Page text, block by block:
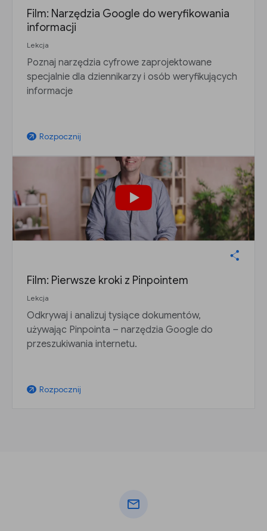
Film: Narzędzia Google do weryfikowania
informacji
Lekcja
Poznaj narzędzia cyfrowe zaprojektowane
specjalnie dla dziennikarzy i osób weryfikujących
informacje
arrow_outward Rozpocznij
Film: Pierwsze kroki z Pinpointem
Lekcja
Odkrywaj i analizuj tysiące dokumentów,
używając Pinpointa – narzędzia Google do
przeszukiwania internetu.
arrow_outward Rozpocznij
mail